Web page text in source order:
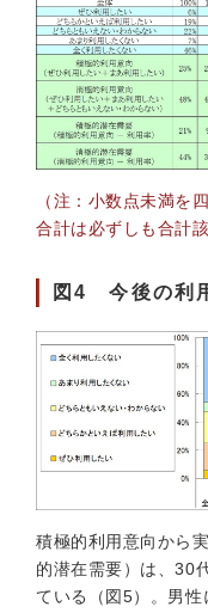
（注：小数点未満を
合計は必ずしも合計
図4 今後の利
積極的利用意向から
的潜在需要）は、30
ている（図5）。男